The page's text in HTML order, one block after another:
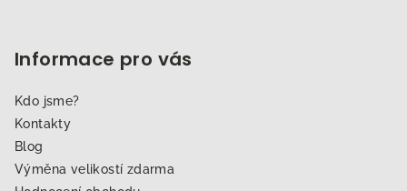
Informace pro vás
Kdo jsme?
Kontakty
Blog
Výměna velikostí zdarma